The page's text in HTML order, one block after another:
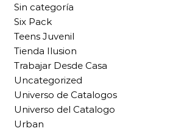
Sin categoría
Six Pack
Teens Juvenil
Tienda Ilusion
Trabajar Desde Casa
Uncategorized
Universo de Catalogos
Universo del Catalogo
Urban